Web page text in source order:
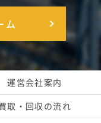
ム
運営会社案内
取・回収の流れ